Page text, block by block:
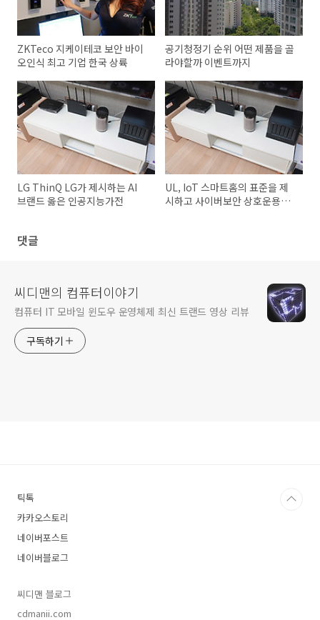
ZKTeco 지케이테코 보안 바이
오인식 최고 기업 한국 상륙
공기청정기 순위 어떤 제품을 골
라야할까 이벤트까지
LG ThinQ LG가 제시하는 AI
브랜드 옳은 인공지능가전
UL, IoT 스마트홈의 표준을 제
시하고 사이버보안 상호운용성
댓글
씨디맨의 컴퓨터이야기
컴퓨터 IT 모바일 윈도우 운영체제 최신 트랜드 영상 리뷰
구독하기
틱톡
카카오스토리
네이버포스트
네이버블로그
씨디맨 블로그
cdmanii.com